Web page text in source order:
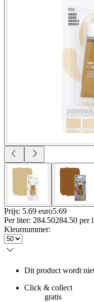
Prijs: 5.69 euro5.69
Per liter: 284.50284.50 per
Kleurnummer:
Dit product wordt
Click & collect
gratis